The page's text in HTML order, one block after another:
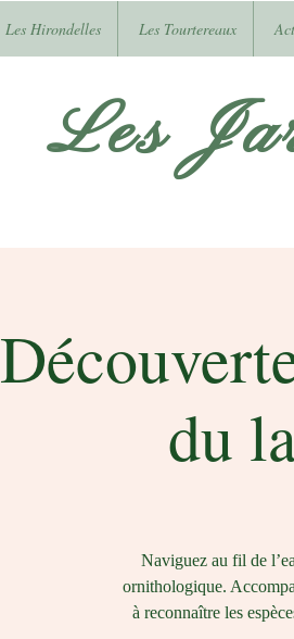
Les Hirondelles Les Tourtereaux
Les
du
Naviguez au fil de
ornithologique.
à reconnaître les